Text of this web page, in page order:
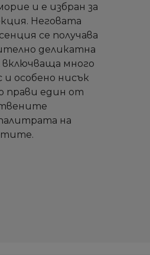
и е избран за
Неговата
се получава
деликатна
много
и особено нисък
прави един от
на